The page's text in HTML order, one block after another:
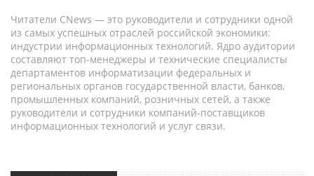
Читатели CNews — это руководители и сотрудники одной
из самых успешных отраслей российской экономики:
индустрии информационных технологий. Ядро аудитории
составляют топ-менеджеры и технические специалисты
департаментов информатизации федеральных и
региональных органов государственной власти, банков,
промышленных компаний, розничных сетей, а также
руководители и сотрудники компаний-поставщиков
информационных технологий и услуг связи.